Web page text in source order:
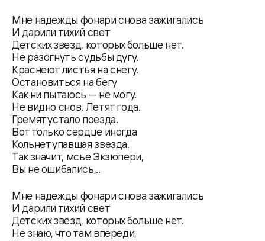
Мне надежды фонари снова зажигались
И дарили тихий свет
Детских звезд, которых больше нет.
Не разогнуть судьбы дугу.
Краснеют листья на снегу.
Остановиться на бегу
Как ни пытаюсь — не могу.
Не видно снов. Летят года.
Гремят устало поезда.
Вот только сердце иногда
Кольнет упавшая звезда.
Так значит, мсье Экзюпери,
Вы не ошибались,..
Мне надежды фонари снова зажигались
И дарили тихий свет
Детских звезд, которых больше нет.
Не знаю, что там впереди,